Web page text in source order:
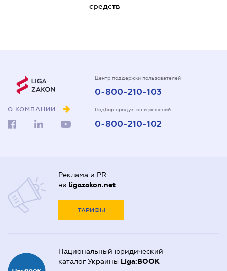
средств
О КОМПАНИИ
Центр поддержки пользователей
0-800-210-103
Подбор продуктов и решений
0-800-210-102
Реклама и PR
на ligazakon.net
ТАРИФЫ
Национальный юридический
каталог Украины Liga:BOOK